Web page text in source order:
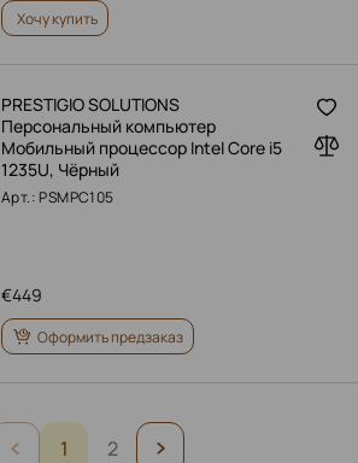
Хочу купить
PRESTIGIO SOLUTIONS
Персональный компьютер
Мобильный процессор Intel Core i5
1235U, Чёрный
Арт.: PSMPC105
449
€
Оформить предзаказ
1 2